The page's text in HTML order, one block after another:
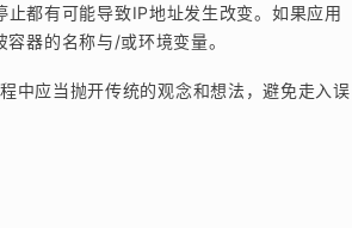
都有可能导致IP地址发生改变。如果应用
器的名称与/或环境变量。
中应当抛开传统的观念和想法，避免走入误